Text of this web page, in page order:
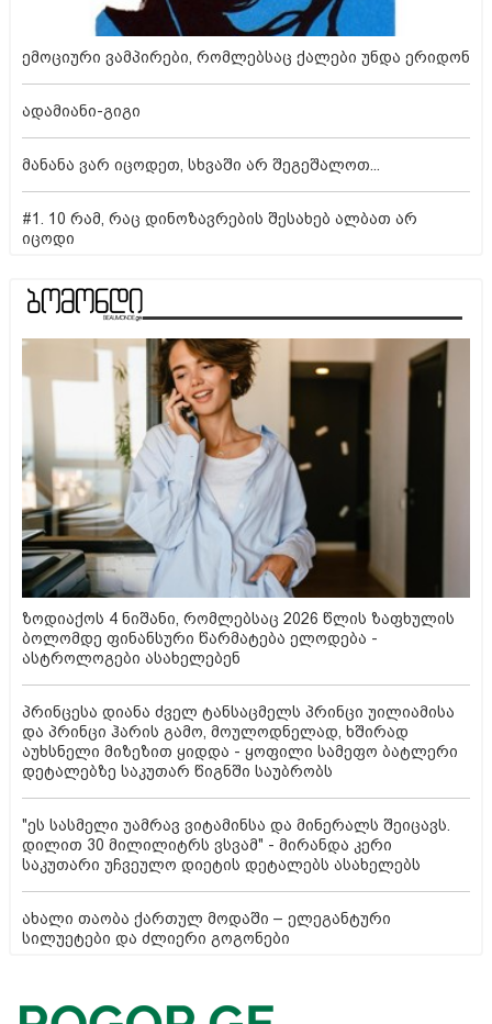
ემოციური ვამპირები, რომლებსაც ქალები უნდა ერიდონ
ადამიანი-გიგი
მანანა ვარ იცოდეთ, სხვაში არ შეგეშალოთ...
#1. 10 რამ, რაც დინოზავრების შესახებ ალბათ არ
იცოდი
ზოდიაქოს 4 ნიშანი, რომლებსაც 2026 წლის ზაფხულის
ბოლომდე ფინანსური წარმატება ელოდება -
ასტროლოგები ასახელებენ
პრინცესა დიანა ძველ ტანსაცმელს პრინცი უილიამისა
და პრინცი ჰარის გამო, მოულოდნელად, ხშირად
აუხსნელი მიზეზით ყიდდა - ყოფილი სამეფო ბატლერი
დეტალებზე საკუთარ წიგნში საუბრობს
"ეს სასმელი უამრავ ვიტამინსა და მინერალს შეიცავს.
დილით 30 მილილიტრს ვსვამ" - მირანდა კერი
საკუთარი უჩვეულო დიეტის დეტალებს ასახელებს
ახალი თაობა ქართულ მოდაში – ელეგანტური
სილუეტები და ძლიერი გოგონები